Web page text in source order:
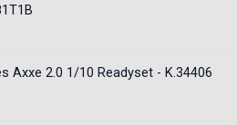
Axxe 2.0 1/10 Readyset - K.34406